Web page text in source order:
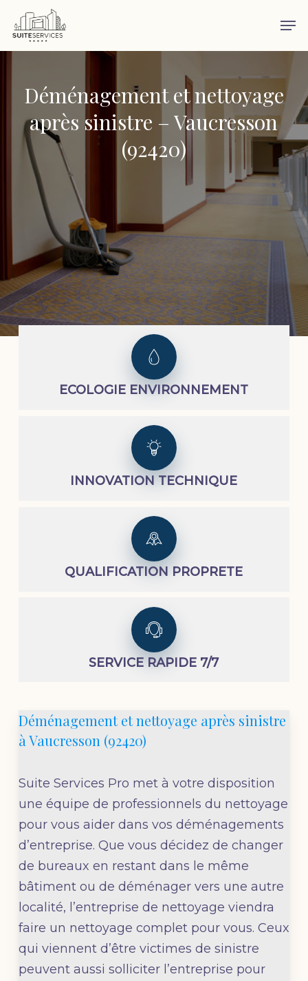
Skip
main
Déménagement et nettoyage
après sinistre – Vaucresson
(92420)
ECOLOGIE ENVIRONNEMENT
INNOVATION TECHNIQUE
QUALIFICATION PROPRETE
SERVICE RAPIDE 7/7
Déménagement et nettoyage après sinistre
à Vaucresson (92420)
Suite Services Pro met à votre disposition
une équipe de professionnels du nettoyage
pour vous aider dans vos déménagements
d’entreprise. Que vous décidez de changer
de bureaux en restant dans le même
bâtiment ou de déménager vers une autre
localité, l’entreprise de nettoyage viendra
faire un nettoyage complet pour vous. Ceux
qui viennent d’être victimes de sinistre
peuvent aussi solliciter l’entreprise pour